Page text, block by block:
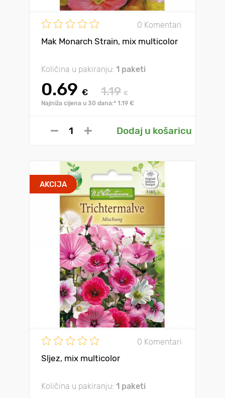
0 Komentari
Mak Monarch Strain, mix multicolor
Količina u pakiranju: 1 paketi
0.69 € 1.19 €
Najniža cijena u 30 dana:* 1.19 €
Dodaj u košaricu
AKCIJA
0 Komentari
Sljez, mix multicolor
Količina u pakiranju: 1 paketi